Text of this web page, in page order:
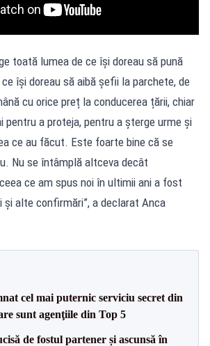
toată lumea de ce își doreau să pună
își doreau să aibă șefii la parchete, de
cu orice preț la conducerea țării, chiar
pentru a proteja, pentru a șterge urme și
ce au făcut. Este foarte bine că se
Nu se întâmplă altceva decât
ce am spus noi în ultimii ani a fost
și alte confirmări”, a declarat Anca
cel mai puternic serviciu secret din
sunt agenţiile din Top 5
de fostul partener și ascunsă în